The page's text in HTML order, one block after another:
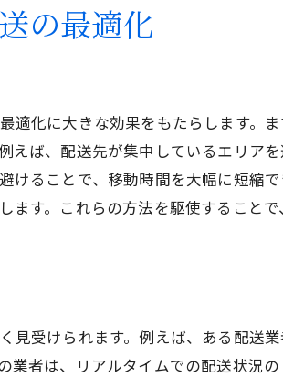
能な配送エリアの拡大
導入による地域経済への影響
で都市部配送の未来を切り開く
据えた軽貨物の運用戦略
シティにおける軽貨物の役割
流の未来を担う軽貨物の挑戦
の最適化
化に大きな効果をもたらします。
ば、配送先が集中しているエリア
ることで、移動時間を大幅に短縮
す。これらの方法を駆使すること
受けられます。例えば、ある配送
業者は、リアルタイムでの配送状況